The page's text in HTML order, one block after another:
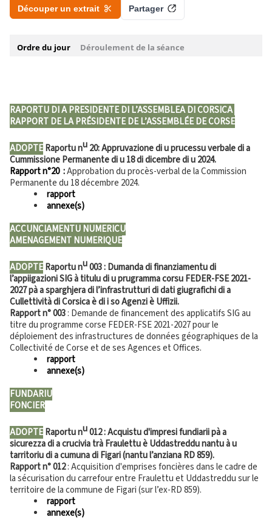
RAPORTU DI A PRESIDENTE DI L’ASSEMBLEA DI CORSICA
RAPPORT DE LA PRÉSIDENTE DE L’ASSEMBLÉE DE CORSE
ADOPTERaportu nu20: Appruvazione di u prucessu verbale di a
Cummissione Permanente di u 18 di dicembre di u 2024.
Rapport n°20 :Approbation du procès-verbal de la Commission
Permanente du 18 décembre 2024.
rapport
annexe(s)
ACCUNCIAMENTU NUMERICU
AMENAGEMENT NUMERIQUE
ADOPTERaportu nu003 : Dumanda di finanziamentu di
l’appiigazioni SIG à titulu di u prugramma corsu FEDER-FSE 2021-
2027 pà a sparghjera di l’infrastrutturi di dati giugrafichi di a
Cullettività di Corsica è di i so Agenzi è Uffizii.
Rapport n° 003: Demande de financement des applicatifs SIG au
titre du programme corse FEDER-FSE 2021-2027 pour le
déploiement des infrastructures de données géographiques de la
Collectivité de Corse et de ses Agences et Offices.
rapport
annexe(s)
FUNDARIU
FONCIER
ADOPTERaportu nu012 :Acquistu d'impresi fundiarii pà a
sicurezza di a crucivia trà Fraulettu è Uddastreddu nantu à u
tarritoriu di a cumuna di Figari (nantu l’anziana RD 859).
Rapport n°012: Acquisition d'emprises foncières dans le cadre de
la sécurisation du carrefour entre Fraulettu et Uddastreddu sur le
territoire de la commune de Figari (sur l’ex-RD 859).
rapport
annexe(s)